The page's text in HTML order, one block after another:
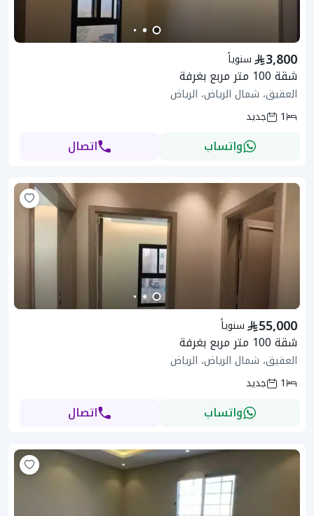
سنوياً 3,800
شقة 100 متر مربع بغرفة
العقيق، شمال الرياض، الرياض
1
جديد
واتساب اتصال
سنوياً 55,000
شقة 100 متر مربع بغرفة
العقيق، شمال الرياض، الرياض
1
جديد
واتساب اتصال